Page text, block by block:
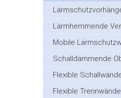
Lärmhemmende
Mobile
Schalldämmende
Flexible
Flexible Trennwände